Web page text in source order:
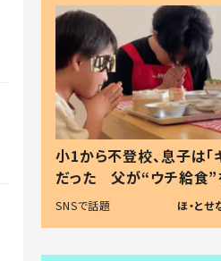
小1から不登校、息子は「
だった 父が“ウチ給食”
る理由とは #令和の親 #
SNSで話題 ほ・と